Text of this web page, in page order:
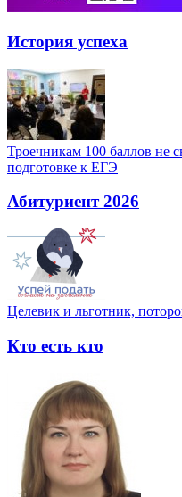
История успеха
Троечникам 100 баллов не
подготовке к ЕГЭ
Абитуриент 2026
Целевик и льготник,
Кто есть кто